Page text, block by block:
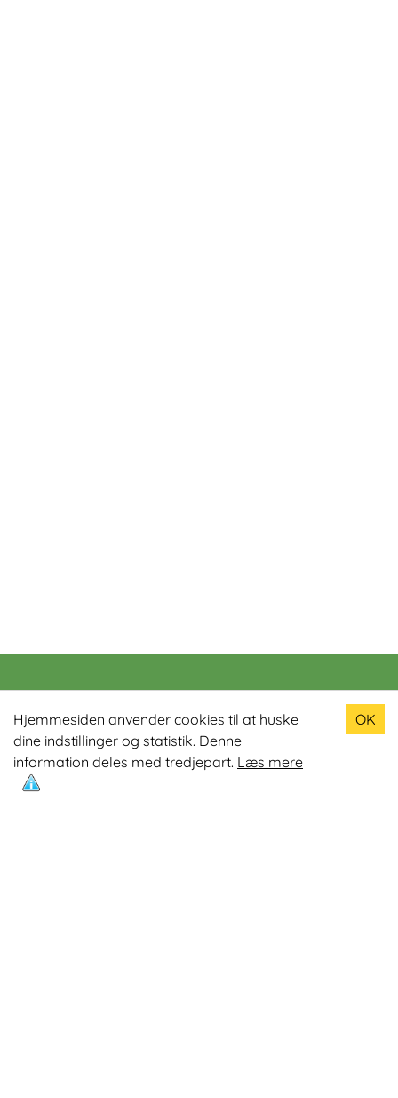
Hjemmesiden anvender cookies til at huske
dine indstillinger og statistik. Denne
information deles med tredjepart. Læs mere
OK
Populære produkter
Odin R900 Romaskine
Odin S900 Spinningcykel